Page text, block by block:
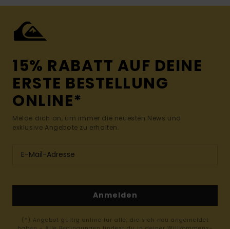
15% RABATT AUF DEINE
ERSTE BESTELLUNG
ONLINE*
Melde dich an, um immer die neuesten News und
exklusive Angebote zu erhalten.
Anmelden
(*) Angebot gültig online für alle, die sich neu angemeldet